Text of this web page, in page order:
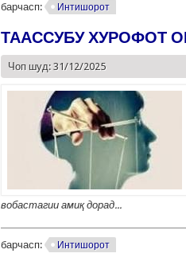
барчасп: Интишорот
ТААССУБУ ХУРОФОТ
Чоп шуд: 31/12/2025
вобастагии амиқ дорад...
барчасп: Интишорот